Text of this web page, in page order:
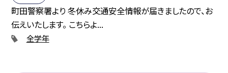
町田警察署より 冬休み交通安全情報が届きましたので、お
伝えいたします。 こちらよ...
全学年